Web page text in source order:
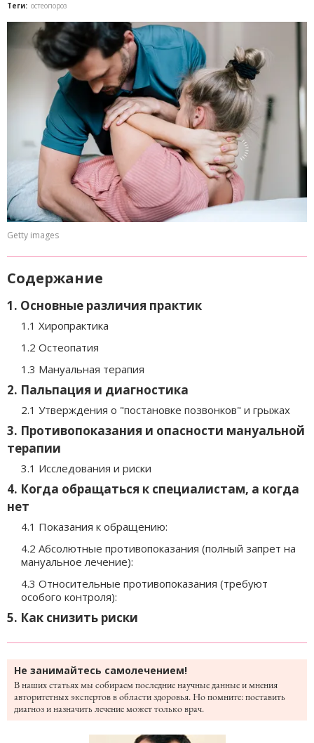
Теги: остеопороз
Getty images
Содержание
1. Основные различия практик
1.1 Хиропрактика
1.2 Остеопатия
1.3 Мануальная терапия
2. Пальпация и диагностика
2.1 Утверждения о "постановке позвонков" и грыжах
3. Противопоказания и опасности мануальной
терапии
3.1 Исследования и риски
4. Когда обращаться к специалистам, а когда
нет
4.1 Показания к обращению:
4.2 Абсолютные противопоказания (полный запрет на
мануальное лечение):
4.3 Относительные противопоказания (требуют
особого контроля):
5. Как снизить риски
Не занимайтесь самолечением!
В наших статьях мы собираем последние научные данные и мнения
авторитетных экспертов в области здоровья. Но помните: поставить
диагноз и назначить лечение может только врач.